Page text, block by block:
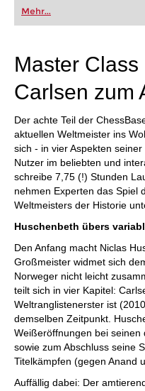
oder bereits auf Turnierniveau
FRITZ trainieren Sie
individueller als je zuvor.
Mehr...
Master
Carlsen zum
Der achte Teil der
aktuellen Weltmeister ins
sich - in vier Aspekten
Nutzer im beliebten und
schreibe 7,75 (!) Stunden
nehmen Experten das Spiel
Weltmeisters der Historie
Huschenbeth übers var
Den Anfang macht Niclas
Großmeister widmet sich
Norweger nicht leicht
teilt sich in vier Kapitel:
Weltranglistenerster ist
demselben Zeitpunkt.
Weißeröffnungen bei seinen
sowie zum Abschluss seine
Titelkämpfen (gegen Anand
Auffällig dabei: Der